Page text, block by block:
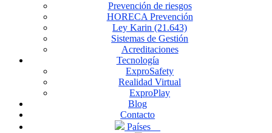
Prevención de riesgos
HORECA Prevención
Ley Karin (21.643)
Sistemas de Gestión
Acreditaciones
Tecnología
ExproSafety
Realidad Virtual
ExproPlay
Blog
Contacto
Países